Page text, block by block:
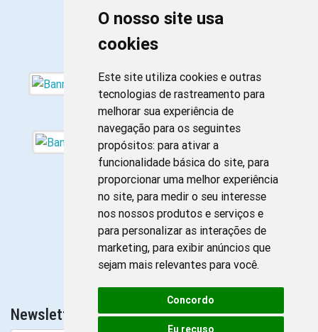
O nosso site usa
cookies
Este site utiliza cookies e outras
tecnologias de rastreamento para
melhorar sua experiência de
navegação para os seguintes
propósitos: para ativar a
funcionalidade básica do site, para
proporcionar uma melhor experiência
no site, para medir o seu interesse
nos nossos produtos e serviços e
para personalizar as interações de
marketing, para exibir anúncios que
sejam mais relevantes para você.
Concordo
Eu recuso
Newsletter da Enfermagem